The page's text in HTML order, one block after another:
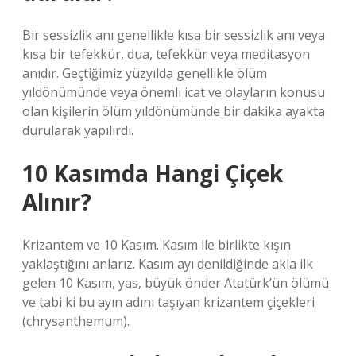
Bir sessizlik anı genellikle kısa bir sessizlik anı veya
kısa bir tefekkür, dua, tefekkür veya meditasyon
anıdır. Geçtiğimiz yüzyılda genellikle ölüm
yıldönümünde veya önemli icat ve olayların konusu
olan kişilerin ölüm yıldönümünde bir dakika ayakta
durularak yapılırdı.
10 Kasımda Hangi Çiçek
Alınır?
Krizantem ve 10 Kasım. Kasım ile birlikte kışın
yaklaştığını anlarız. Kasım ayı denildiğinde akla ilk
gelen 10 Kasım, yas, büyük önder Atatürk’ün ölümü
ve tabi ki bu ayın adını taşıyan krizantem çiçekleri
(chrysanthemum).